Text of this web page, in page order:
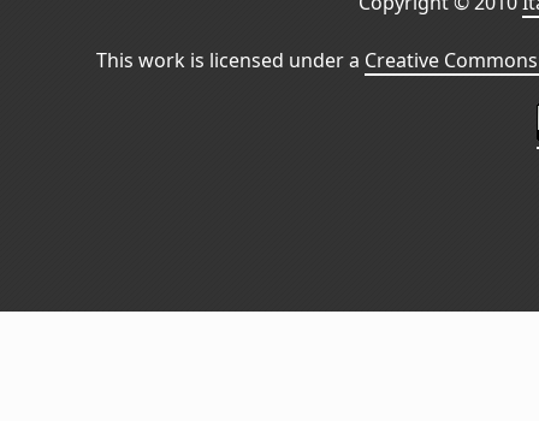
This work is licensed under a Creative